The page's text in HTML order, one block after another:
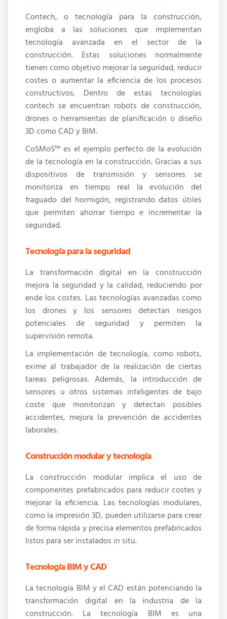
Contech, o tecnología para la construcción,
engloba a las soluciones que implementan
tecnología avanzada en el sector de la
construcción. Estas soluciones normalmente
tienen como objetivo mejorar la seguridad, reducir
costes o aumentar la eficiencia de los procesos
constructivos. Dentro de estas tecnologías
contech se encuentran robots de construcción,
drones o herramientas de planificación o diseño
3D como CAD y BIM.
CoSMoS™ es el ejemplo perfecto de la evolución
de la tecnología en la construcción. Gracias a sus
dispositivos de transmisión y sensores se
monitoriza en tiempo real la evolución del
fraguado del hormigón, registrando datos útiles
que permiten ahorrar tiempo e incrementar la
seguridad.
Tecnología para la seguridad
La transformación digital en la construcción
mejora la seguridad y la calidad, reduciendo por
ende los costes. Las tecnologías avanzadas como
los drones y los sensores detectan riesgos
potenciales de seguridad y permiten la
supervisión remota.
La implementación de tecnología, como robots,
exime al trabajador de la realización de ciertas
tareas peligrosas. Además, la introducción de
sensores u otros sistemas inteligentes de bajo
coste que monitorizan y detectan posibles
accidentes, mejora la prevención de accidentes
laborales.
Construcción modular y tecnología
La construcción modular implica el uso de
componentes prefabricados para reducir costes y
mejorar la eficiencia. Las tecnologías modulares,
como la impresión 3D, pueden utilizarse para crear
de forma rápida y precisa elementos prefabricados
listos para ser instalados in situ.
Tecnología BIM y CAD
La tecnología BIM y el CAD están potenciando la
transformación digital en la industria de la
construcción. La tecnología BIM es una